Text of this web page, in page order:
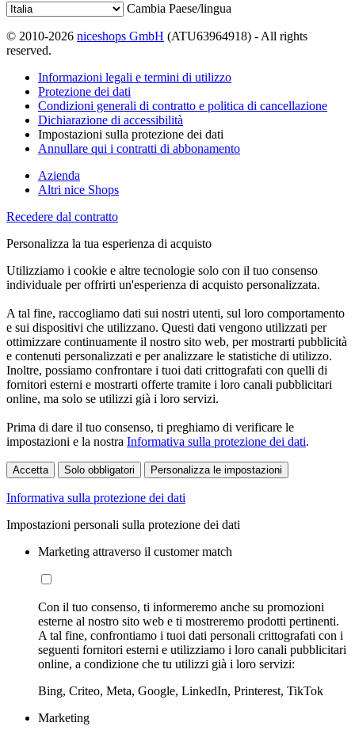
Cambia Paese/lingua
© 2010-2026 niceshops GmbH (ATU63964918) - All rights
reserved.
Informazioni legali e termini di utilizzo
Protezione dei dati
Condizioni generali di contratto e politica di cancellazione
Dichiarazione di accessibilità
Impostazioni sulla protezione dei dati
Annullare qui i contratti di abbonamento
Azienda
Altri nice Shops
Recedere dal contratto
Personalizza la tua esperienza di acquisto
Utilizziamo i cookie e altre tecnologie solo con il tuo consenso
individuale per offrirti un'esperienza di acquisto personalizzata.
A tal fine, raccogliamo dati sui nostri utenti, sul loro comportamento
e sui dispositivi che utilizzano. Questi dati vengono utilizzati per
ottimizzare continuamente il nostro sito web, per mostrarti pubblicità
e contenuti personalizzati e per analizzare le statistiche di utilizzo.
Inoltre, possiamo confrontare i tuoi dati crittografati con quelli di
fornitori esterni e mostrarti offerte tramite i loro canali pubblicitari
online, ma solo se utilizzi già i loro servizi.
Prima di dare il tuo consenso, ti preghiamo di verificare le
impostazioni e la nostra Informativa sulla protezione dei dati.
Accetta Solo obbligatori Personalizza le impostazioni
Informativa sulla protezione dei dati
Impostazioni personali sulla protezione dei dati
Marketing attraverso il customer match
Con il tuo consenso, ti informeremo anche su promozioni
esterne al nostro sito web e ti mostreremo prodotti pertinenti.
A tal fine, confrontiamo i tuoi dati personali crittografati con i
seguenti fornitori esterni e utilizziamo i loro canali pubblicitari
online, a condizione che tu utilizzi già i loro servizi:
Bing, Criteo, Meta, Google, LinkedIn, Printerest, TikTok
Marketing